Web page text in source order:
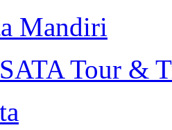
Mandiri
Tour &